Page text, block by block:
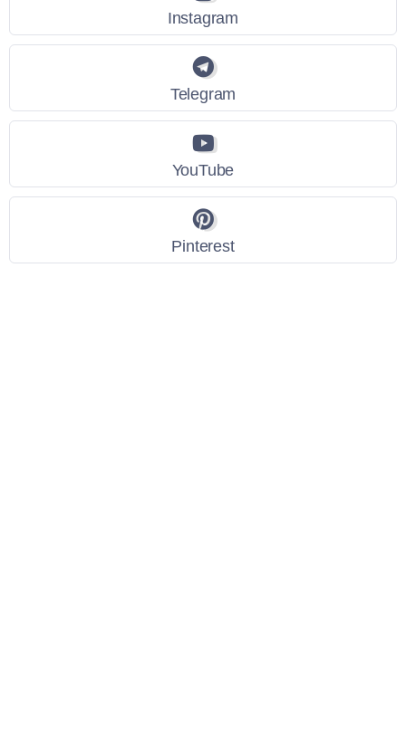
Instagram
Telegram
YouTube
Pinterest